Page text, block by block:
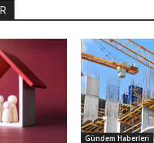
Gündem Haberleri